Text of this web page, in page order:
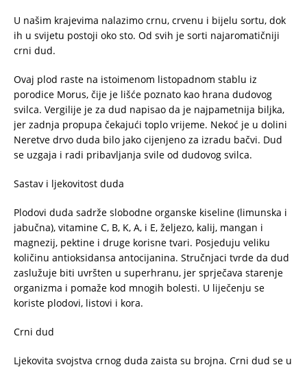
U našim krajevima nalazimo crnu, crvenu i bijelu sortu, dok
ih u svijetu postoji oko sto. Od svih je sorti najaromatičniji
crni dud.
Ovaj plod raste na istoimenom listopadnom stablu iz
porodice Morus, čije je lišće poznato kao hrana dudovog
svilca. Vergilije je za dud napisao da je najpametnija biljka,
jer zadnja propupa čekajući toplo vrijeme. Nekoć je u dolini
Neretve drvo duda bilo jako cijenjeno za izradu bačvi. Dud
se uzgaja i radi pribavljanja svile od dudovog svilca.
Sastav i ljekovitost duda
Plodovi duda sadrže slobodne organske kiseline (limunska i
jabučna), vitamine C, B, K, A, i E, željezo, kalij, mangan i
magnezij, pektine i druge korisne tvari. Posjeduju veliku
količinu antioksidansa antocijanina. Stručnjaci tvrde da dud
zaslužuje biti uvršten u superhranu, jer sprječava starenje
organizma i pomaže kod mnogih bolesti. U liječenju se
koriste plodovi, listovi i kora.
Crni dud
Ljekovita svojstva crnog duda zaista su brojna. Crni dud se u